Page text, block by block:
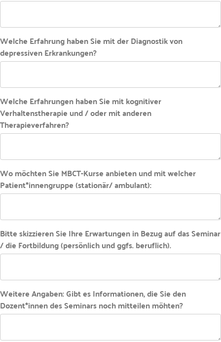
Welche Erfahrung haben Sie mit der Diagnostik von
depressiven Erkrankungen?
Welche Erfahrungen haben Sie mit kognitiver
Verhaltenstherapie und / oder mit anderen
Therapieverfahren?
Wo möchten Sie MBCT-Kurse anbieten und mit welcher
Patient*innengruppe (stationär/ ambulant):
Bitte skizzieren Sie Ihre Erwartungen in Bezug auf das Seminar
/ die Fortbildung (persönlich und ggfs. beruflich).
Weitere Angaben: Gibt es Informationen, die Sie den
Dozent*innen des Seminars noch mitteilen möhten?